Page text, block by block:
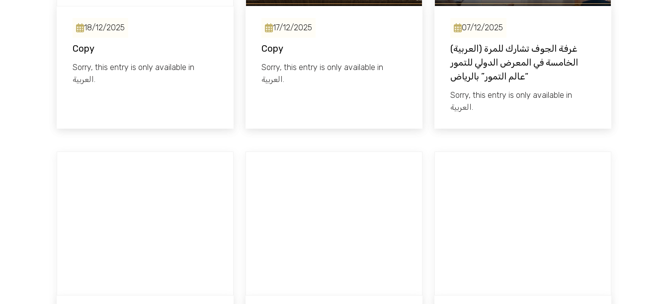
18/12/2025
Copy
Sorry, this entry is only available in
العربية.
17/12/2025
Copy
Sorry, this entry is only available in
العربية.
07/12/2025
(العربية) غرفة الجوف تشارك للمرة
الخامسة في المعرض الدولي للتمور
“عالم التمور” بالرياض
Sorry, this entry is only available in
العربية.